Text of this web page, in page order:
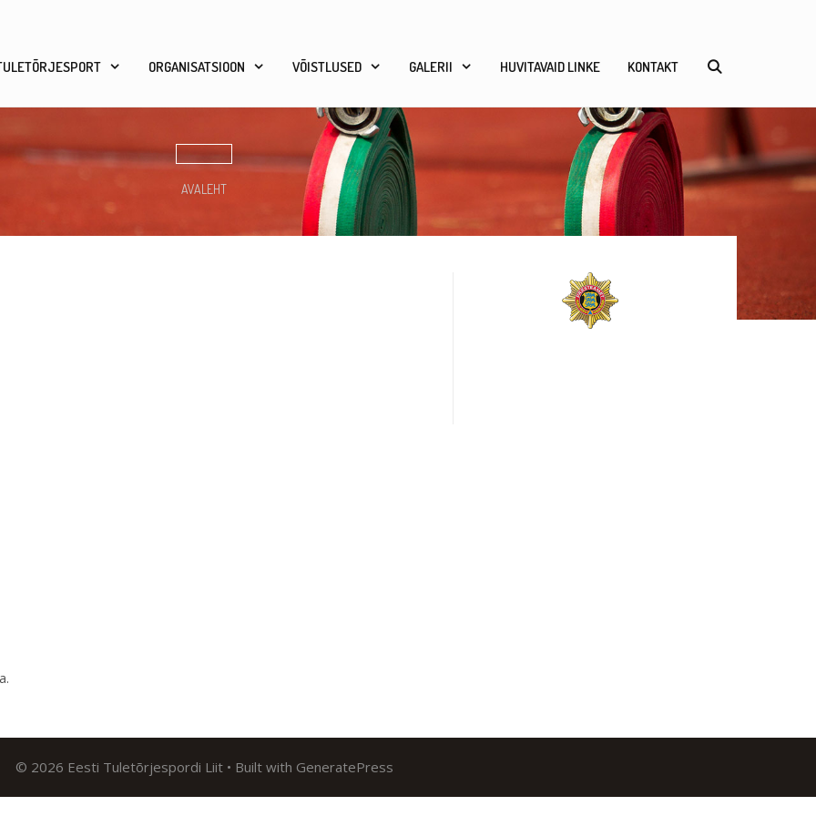
ORGANISATSIOON VÕISTLUSED GALERII HUVITAVAID LINKE KONTAKT
AVALEHT
.
© 2026 Eesti Tuletõrjespordi Liit• Built with GeneratePress